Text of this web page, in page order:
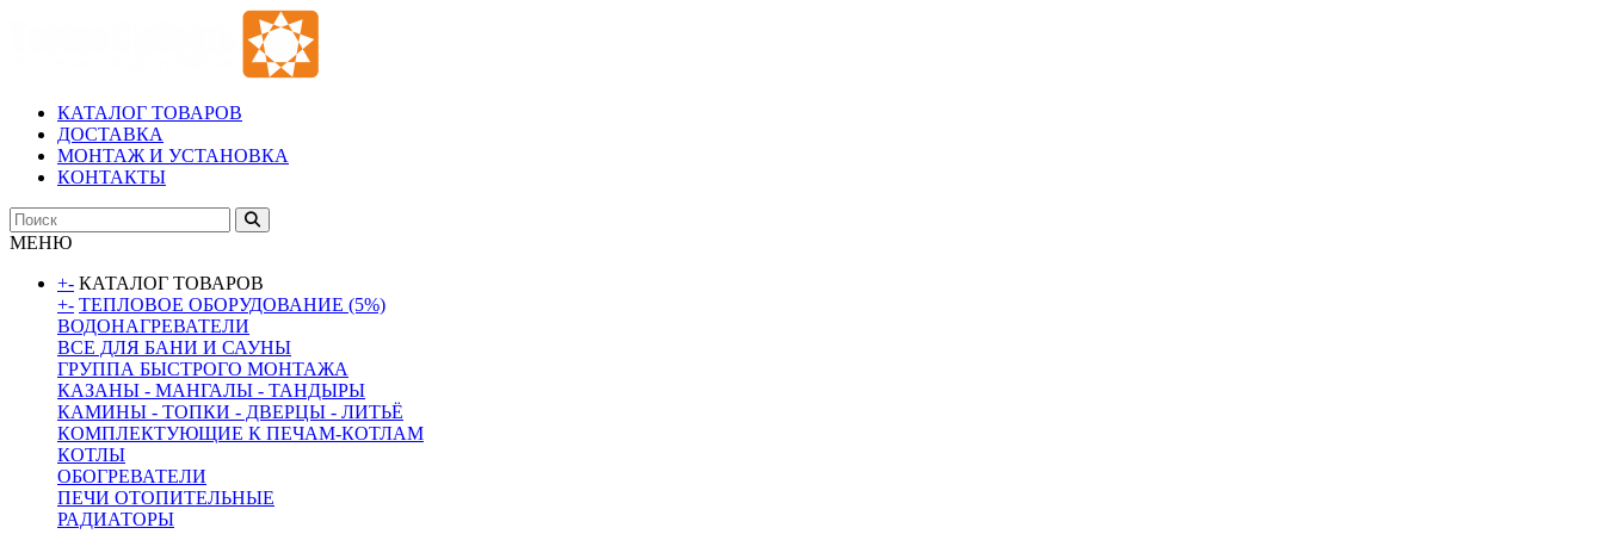
КАТАЛОГ ТОВАРОВ
ДОСТАВКА
МОНТАЖ И УСТАНОВКА
КОНТАКТЫ
МЕНЮ
+- КАТАЛОГ ТОВАРОВ
+- ТЕПЛОВОЕ ОБОРУДОВАНИЕ (5%)
ВОДОНАГРЕВАТЕЛИ
ВСЕ ДЛЯ БАНИ И САУНЫ
ГРУППА БЫСТРОГО МОНТАЖА
КАЗАНЫ - МАНГАЛЫ - ТАНДЫРЫ
КАМИНЫ - ТОПКИ - ДВЕРЦЫ - ЛИТЬЁ
КОМПЛЕКТУЮЩИЕ К ПЕЧАМ-КОТЛАМ
КОТЛЫ
ОБОГРЕВАТЕЛИ
ПЕЧИ ОТОПИТЕЛЬНЫЕ
РАДИАТОРЫ